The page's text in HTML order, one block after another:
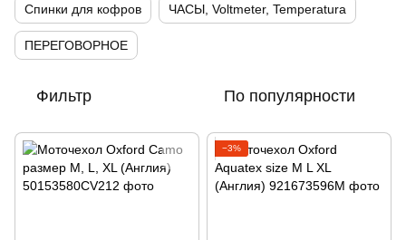
Спинки для кофров ЧАСЫ, Voltmeter, Temperatura
ПЕРЕГОВОРНОЕ
Фильтр По популярности
−3%